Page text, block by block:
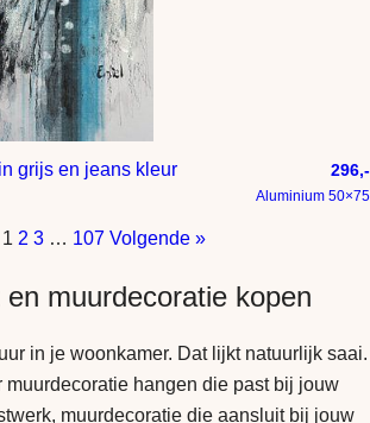
grijs en jeans kleur 296,-
Aluminium 50×75
1 2 3 … 107 Volgende »
muurdecoratie kopen
in je woonkamer. Dat lijkt natuurlijk saai.
muurdecoratie hangen die past bij jouw
muurdecoratie die aansluit bij jouw